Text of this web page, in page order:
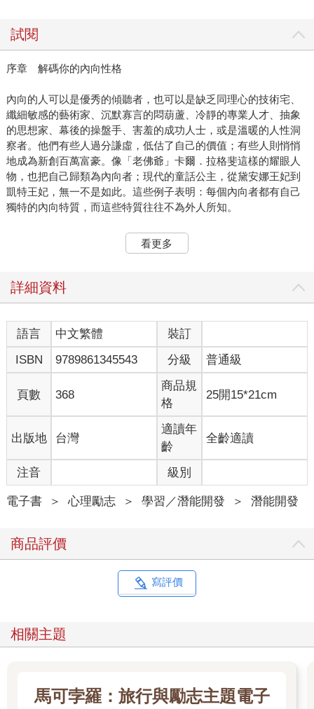
試閱
序章 解碼你的內向性格
內向的人可以是優秀的傾聽者，也可以是缺乏同理心的技術宅、
纖細敏感的藝術家、沉默寡言的悶葫蘆、冷靜的專業人才、抽象
的思想家、幕後的操盤手、害羞的成功人士，或是溫暖的人性洞
察者。他們有些人過分謙虛，低估了自己的價值；有些人則悄悄
地成為新創百萬富豪。像「老佛爺」卡爾．拉格斐這樣的耀眼人
物，也把自己歸類為內向者；現代的童話公主，從黛安娜王妃到
凱特王妃，無一不是如此。這些例子表明：每個內向者都有自己
獨特的內向特質，而這些特質往往不為外人所知。
兩個差異特別顯著。首先，有右腦型的內向者，傾向以主觀直覺
力較弱的內向者。從這些差異的交叉組合，可以得出四種基本的
內向性格行為風格：
●受理性驅動且安於交際：務實的智囊（Mastermind，M型內向
者）。
●受情感驅動且安於交際：敏銳的超級敏感者（Supersensiblen，
●受理性驅動且不安於交際：高度邏輯思維的怪咖（Nerd，N型內
●受情感驅動且不安於交際：害羞的繭居者（Cocooner，C型內向
者）。
實現自己的目標。在與人相處時，M型內向者通常能根據情境，
表現得體且自信，儘管他們完全不是那種熱衷社交的類型。德國
前總理梅克爾就是最典型的例子，她證明了一個人不需要符合傳
統的領袖形象，也能成為世界上最有權力的女性。
覺地感受到人和場合的氣氛變化。同時，敏感的神經系統也讓他
作家安徒生所創造的角色：豌豆公主。
怪咖在別人眼中，似乎一半是天才，一半是怪胎。他們自認是具
看更多
詳細資料
語言 中文繁體
裝訂
ISBN
9789861345543 分級 普通級
頁數 368
商品規
格
25開15*21cm
出版地 台灣
適讀年
齡
全齡適讀
注音 級別
電子書 ＞ 心理勵志 ＞ 學習／潛能開發 ＞ 潛能開發
商品評價
寫評價
相關主題
馬可孛羅：旅行與勵志主題電子